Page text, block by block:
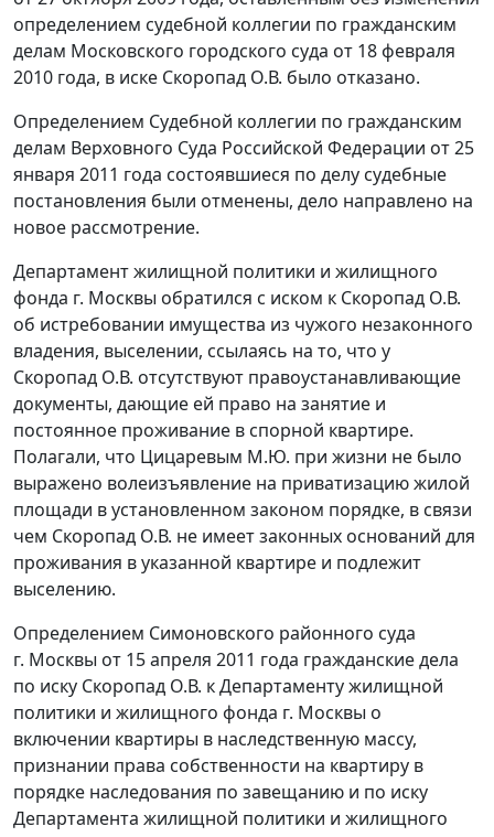
определением судебной коллегии по гражданским
делам Московского городского суда от 18 февраля
2010 года, в иске Скоропад О.В. было отказано.
Определением Судебной коллегии по гражданским
делам Верховного Суда Российской Федерации от 25
января 2011 года состоявшиеся по делу судебные
постановления были отменены, дело направлено на
новое рассмотрение.
Департамент жилищной политики и жилищного
фонда г. Москвы обратился с иском к Скоропад О.В.
об истребовании имущества из чужого незаконного
владения, выселении, ссылаясь на то, что у
Скоропад О.В. отсутствуют правоустанавливающие
документы, дающие ей право на занятие и
постоянное проживание в спорной квартире.
Полагали, что Цицаревым М.Ю. при жизни не было
выражено волеизъявление на приватизацию жилой
площади в установленном законом порядке, в связи
чем Скоропад О.В. не имеет законных оснований для
проживания в указанной квартире и подлежит
выселению.
Определением Симоновского районного суда
г. Москвы от 15 апреля 2011 года гражданские дела
по иску Скоропад О.В. к Департаменту жилищной
политики и жилищного фонда г. Москвы о
включении квартиры в наследственную массу,
признании права собственности на квартиру в
порядке наследования по завещанию и по иску
Департамента жилищной политики и жилищного